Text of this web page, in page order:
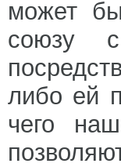
может
союзу
либо ей
чего